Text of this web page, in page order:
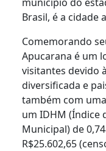
Brasil, é a cidade
Comemorando
Apucarana é um
visitantes devido
diversificada e
também com
um IDHM (Índice
Municipal) de
R$25.602,65